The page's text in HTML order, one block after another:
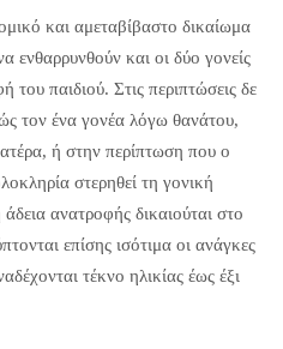
και αμεταβίβαστο δικαίωμα
ενθαρρυνθούν και οι δύο γονείς
παιδιού. Στις περιπτώσεις δε
τον ένα γονέα λόγω θανάτου,
ή στην περίπτωση που ο
στερηθεί τη γονική
άδεια ανατροφής δικαιούται στο
επίσης ισότιμα οι ανάγκες
τέκνο ηλικίας έως έξι